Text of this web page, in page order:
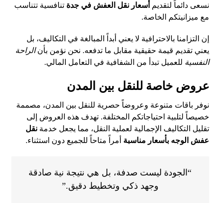
نسعى دائماً لتقديم أسعار نقل العفش في جدة تنافسية تتناسب
مع ميزانيتكم الخاصة.
إن التزامنا بالاحترافية لا يعني أبداً المبالغة في التكاليف، بل
يعني تقديم قيمة حقيقية مقابل ما تدفعه. نحن نؤمن بأنالراحة
النفسية للعميل تبدأ من الشفافية في التعامل المالي.
عروض خاصة للنقل بين المدن
نوفر باقات متنوعة وعروضاً حصرية للنقل بين المدن، مصممة
خصيصاً لتلبية احتياجاتكم المختلفة. تهدف هذه العروض إلى
تقليل التكاليف الإجمالية لعملية النقل، مما يجعل خدمةنقل
عفش الوجه بأسعار مناسبة أمراً متاحاً للجميع دون استثناء.
“الجودة ليست صدفة، بل هي نتيجة نية صادقة
وجهد ذكي وتخطيط دقيق.”